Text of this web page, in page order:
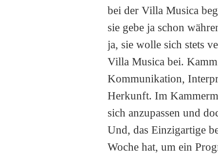
bei der Villa Musica
sie gebe ja schon
ja, sie wolle sich stets
Villa Musica bei.
Kommunikation,
Herkunft. Im
sich anzupassen und
Und, das Einzigartige
Woche hat, um ein